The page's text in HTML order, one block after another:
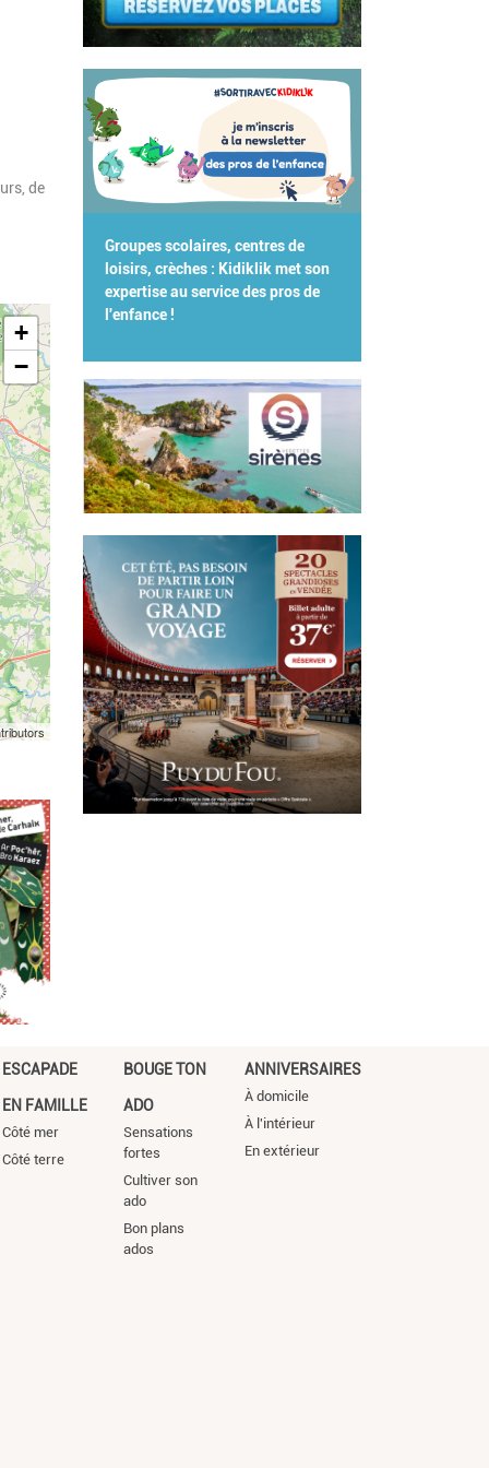
de
+
−
Groupes scolaires, centres de
loisirs, crèches : Kidiklik met son
expertise au service des pros de
l'enfance !
ESCAPADE
EN FAMILLE
Côté mer
Côté terre
BOUGE TON
ADO
Sensations
fortes
Cultiver son
ado
Bon plans
ados
ANNIVERSAIRES
À domicile
À l'intérieur
En extérieur